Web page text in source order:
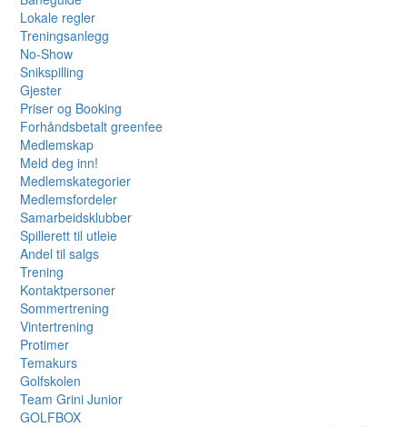
Lokale regler
Treningsanlegg
No-Show
Snikspilling
Gjester
Priser og Booking
Forhåndsbetalt greenfee
Medlemskap
Meld deg inn!
Medlemskategorier
Medlemsfordeler
Samarbeidsklubber
Spillerett til utleie
Andel til salgs
Trening
Kontaktpersoner
Sommertrening
Vintertrening
Protimer
Temakurs
Golfskolen
Team Grini Junior
GOLFBOX